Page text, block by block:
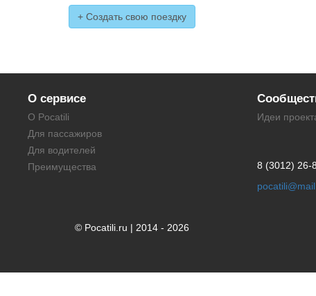
+ Создать свою поездку
О сервисе
О Pocatili
Для пассажиров
Для водителей
Преимущества
Идеи
8 (3012) 26-
© Pocatili.ru | 2014 - 2026